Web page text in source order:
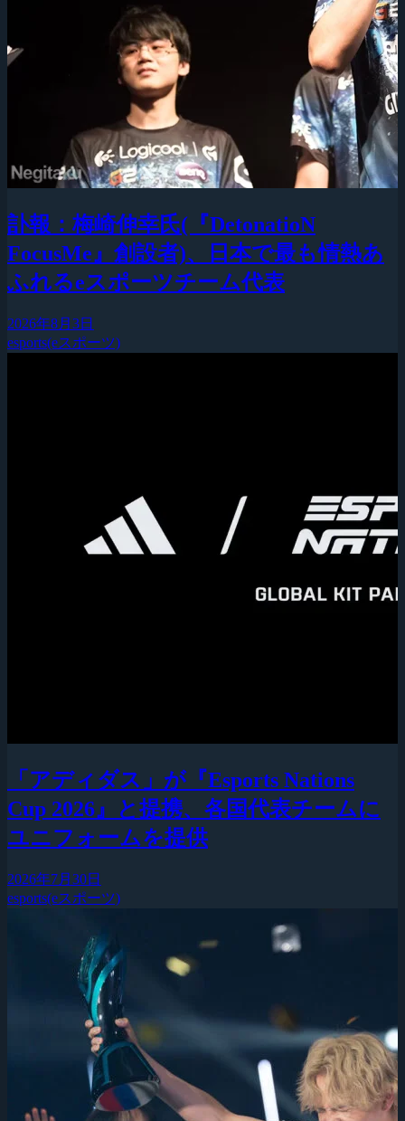
訃報：梅崎伸幸氏(『DetonatioN
FocusMe』創設者)、日本で最も情熱あ
ふれるeスポーツチーム代表
2026年8月3日
esports(eスポーツ)
「アディダス」が『Esports Nations
Cup 2026』と提携、各国代表チームに
ユニフォームを提供
2026年7月30日
esports(eスポーツ)